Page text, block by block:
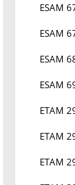
ESAM
ESAM
ESAM
ESAM
ETAM
ETAM
ETAM